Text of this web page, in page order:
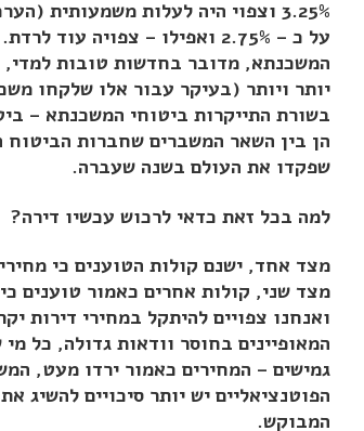
על כ – 2.75% ואפילו –
המשכנתא, מדובר בחדשות טובות למדי,
יותר ויותר (בעיקר עבור אלו שלקחו
הן בין השאר המשברים שחברות
שפקדו את העולם בשנה שעברה.
למה בכל זאת כדאי לרכוש עכשיו דירה?
מצד אחד, ישנם קולות הטוענים כי
מצד שני, קולות אחרים כאמור טוענים
ואנחנו צפויים להיתקל במחירי דירות
המאופיינים בחוסר וודאות גדולה, כל
גמישים – המחירים כאמור ירדו מעט,
הפוטנציאליים יש יותר סיכויים
המבוקש.